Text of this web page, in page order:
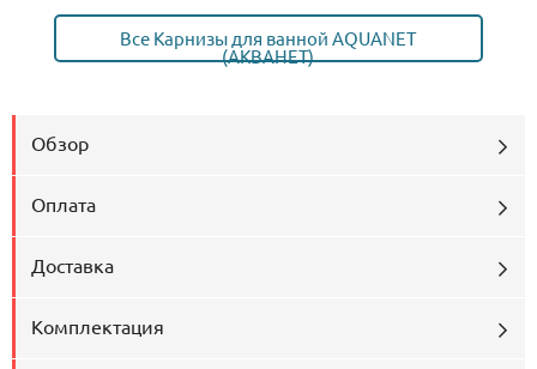
Все Карнизы для ванной AQUANET
(АКВАНЕТ)
Обзор
Оплата
Доставка
Комплектация